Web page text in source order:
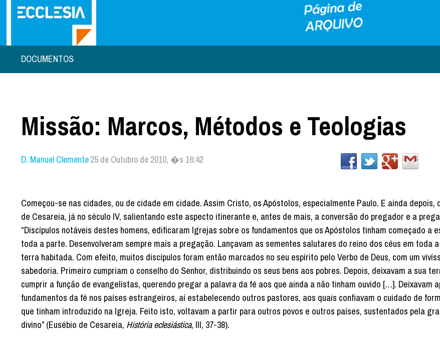
DOCUMENTOS
Missão: Marcos, Métodos e Teologias
D. Manuel Clemente25 de Outubro de 2010, �s 16:42
Começou-se nas cidades, ou de cidade em cidade. Assim Cristo, os Apóstolos, especialmente Paulo. E ainda depois,
de Cesareia, já no século IV, salientando este aspecto itinerante e, antes de mais, a conversão do pregador e a
“Discípulos notáveis destes homens, edificaram Igrejas sobre os fundamentos que os Apóstolos tinham começado a
toda a parte. Desenvolveram sempre mais a pregação. Lançavam as sementes salutares do reino dos céus em toda
terra habitada. Com efeito, muitos discípulos foram então marcados no seu espírito pelo Verbo de Deus, com um
sabedoria. Primeiro cumpriam o conselho do Senhor, distribuindo os seus bens aos pobres. Depois, deixavam a sua
cumprir a função de evangelistas, querendo pregar a palavra da fé aos que ainda a não tinham ouvido […]. Deixavam
fundamentos da fé nos países estrangeiros, aí estabelecendo outros pastores, aos quais confiavam o cuidado de
que tinham introduzido na Igreja. Feito isto, voltavam a partir para outros povos e outros países, sustentados pela
divino” (Eusébio de Cesareia, História eclesiástica, III, 37-38).